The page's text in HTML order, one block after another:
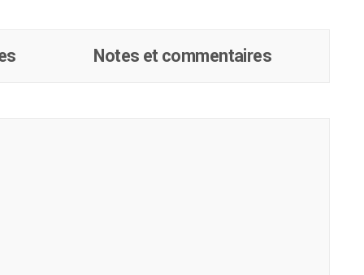
Notes et commentaires